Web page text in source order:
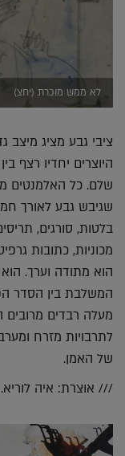
לא ממש מוכרת (יחצ)
ציבי גבע מציג מיצב
היוצרים יחדיו רצף
שלם. כל האלמנטים
שגיבש גבע לאורך
בלטות, סורגים,
מכוניות, כתובות
הוא מתודה וערך.
המשלבת בין הסדר
מעלה רבדים מרובים
לתרבויות מזרח
של האמן.
/// אוצרת: איה לוריא.